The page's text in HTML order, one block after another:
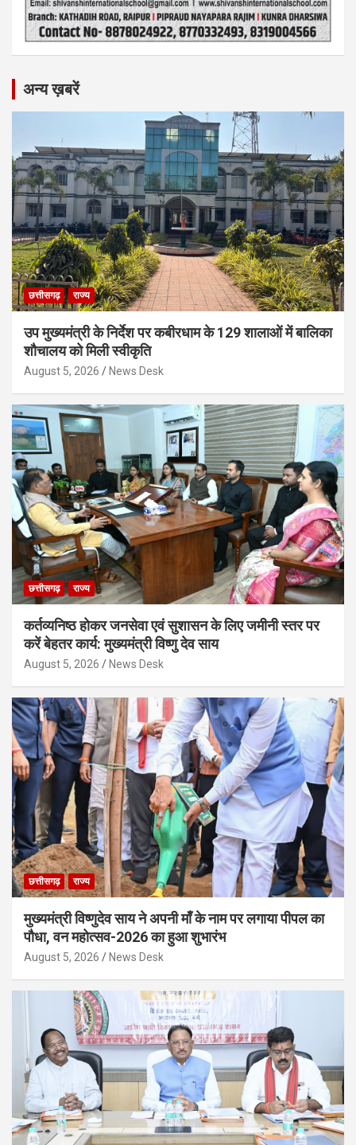
अन्य ख़बरें
छत्तीसगढ़ राज्य
उप मुख्यमंत्री के निर्देश पर कबीरधाम के 129 शालाओं में बालिका
शौचालय को मिली स्वीकृति
August 5, 2026 News Desk
छत्तीसगढ़ राज्य
कर्तव्यनिष्ठ होकर जनसेवा एवं सुशासन के लिए जमीनी स्तर पर
करें बेहतर कार्य: मुख्यमंत्री विष्णु देव साय
August 5, 2026 News Desk
छत्तीसगढ़ राज्य
मुख्यमंत्री विष्णुदेव साय ने अपनी माँ के नाम पर लगाया पीपल का
पौधा, वन महोत्सव-2026 का हुआ शुभारंभ
August 5, 2026 News Desk